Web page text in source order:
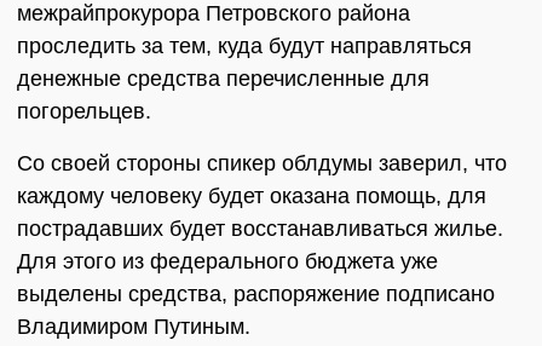
межрайпрокурора Петровского района
проследить за тем, куда будут направляться
денежные средства перечисленные для
погорельцев.
Со своей стороны спикер облдумы заверил, что
каждому человеку будет оказана помощь, для
пострадавших будет восстанавливаться жилье.
Для этого из федерального бюджета уже
выделены средства, распоряжение подписано
Владимиром Путиным.